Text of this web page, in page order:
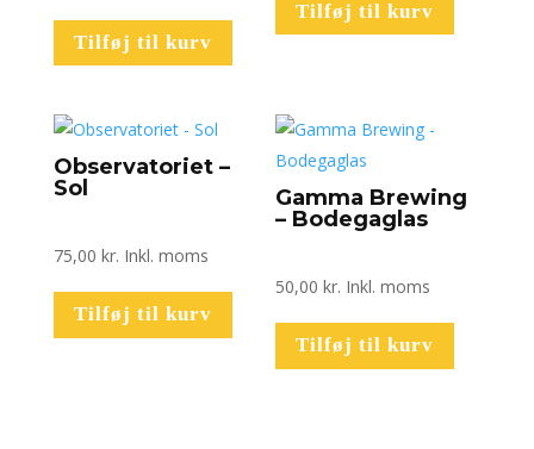
Tilføj til kurv
Tilføj til kurv
Observatoriet –
Sol
75,00 kr. Inkl. moms
Tilføj til kurv
Gamma Brewing
– Bodegaglas
50,00kr. Inkl. moms
Tilføj til kurv